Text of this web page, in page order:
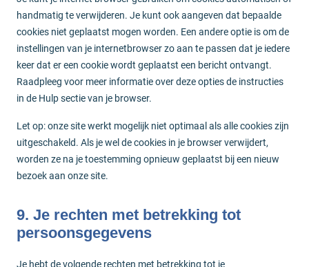
handmatig te verwijderen. Je kunt ook aangeven dat bepaalde
cookies niet geplaatst mogen worden. Een andere optie is om de
instellingen van je internetbrowser zo aan te passen dat je iedere
keer dat er een cookie wordt geplaatst een bericht ontvangt.
Raadpleeg voor meer informatie over deze opties de instructies
in de Hulp sectie van je browser.
Let op: onze site werkt mogelijk niet optimaal als alle cookies zijn
uitgeschakeld. Als je wel de cookies in je browser verwijdert,
worden ze na je toestemming opnieuw geplaatst bij een nieuw
bezoek aan onze site.
9. Je rechten met betrekking tot
persoonsgegevens
Je hebt de volgende rechten met betrekking tot je